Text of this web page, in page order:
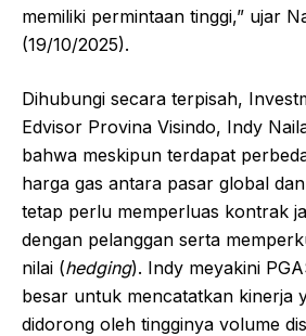
memiliki permintaan tinggi,” ujar
(19/10/2025).
Dihubungi secara terpisah,
Edvisor Provina Visindo, Indy
bahwa meskipun terdapat
harga gas antara pasar global
tetap perlu memperluas kontrak
dengan pelanggan serta
nilai (hedging). Indy meyakini
besar untuk mencatatkan kinerja
didorong oleh tingginya volume